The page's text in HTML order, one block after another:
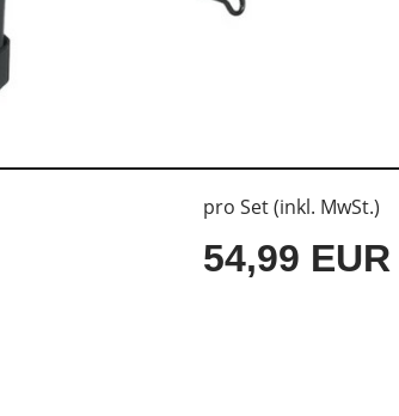
pro Set (inkl. MwSt.)
54,99 EUR